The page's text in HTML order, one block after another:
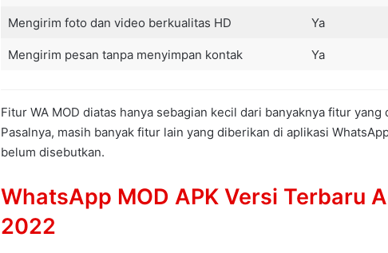
Mengirim foto dan video berkualitas HD Ya
Mengirim pesan tanpa menyimpan kontak Ya
Fitur WA MOD diatas hanya sebagian kecil dari banyaknya fitur yang
Pasalnya, masih banyak fitur lain yang diberikan di aplikasi
belum disebutkan.
WhatsApp MOD APK Versi Terbaru
2022